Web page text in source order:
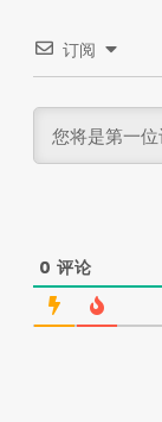
订阅
0 评论